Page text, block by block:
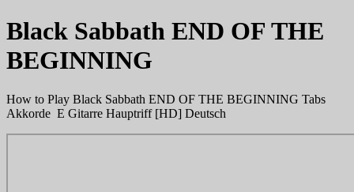
Willkommen zu Christians How
To Plays
Black Sabbath END OF THE
BEGINNING
How to Play Black Sabbath END OF THE BEGINNING Tabs
Akkorde E Gitarre Hauptriff [HD] Deutsch